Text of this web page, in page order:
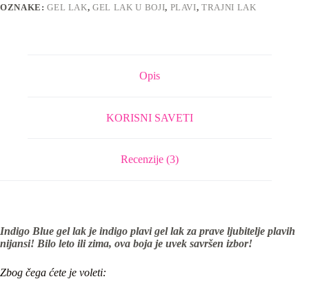
OZNAKE:GEL LAK,GEL LAK U BOJI, PLAVI,TRAJNI LAK
Opis
KORISNI SAVETI
Recenzije (3)
Indigo Blue gel lak je indigo plavi gel lak za prave ljubitelje plavih
nijansi! Bilo leto ili zima, ova boja je uvek savršen izbor!
Zbog čega ćete je voleti: